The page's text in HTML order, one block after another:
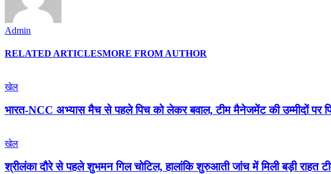
Admin
RELATED ARTICLESMORE FROM AUTHOR
खेल
भारत-NCC अभ्यास मैच से पहले पिच को लेकर बवाल, टीम मैनेजमेंट की उम्मीदों पर
खेल
श्रीलंका दौरे से पहले शुभमन गिल चोटिल, हालांकि शुरुआती जांच में मिली बड़ी राहत